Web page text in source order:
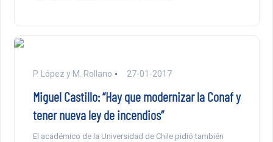
P. López y M. Rollano 27-01-2017
Miguel Castillo: “Hay que modernizar la Conaf y
tener nueva ley de incendios”
El académico de la Universidad de Chile pidió también